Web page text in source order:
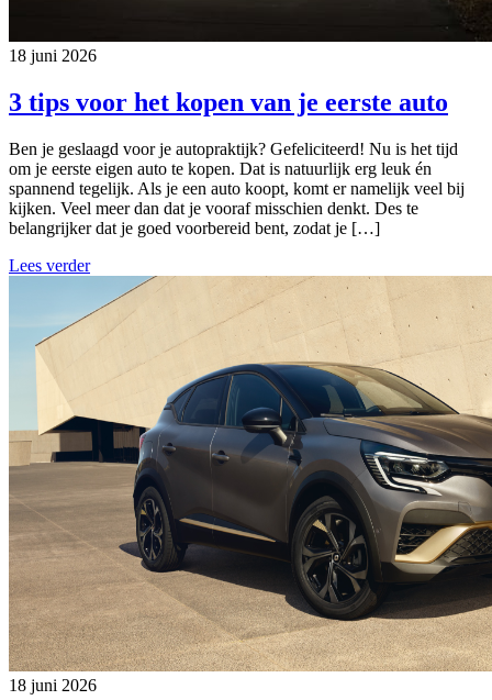
18 juni 2026
3 tips voor het kopen van je eerste auto
Ben je geslaagd voor je autopraktijk? Gefeliciteerd! Nu is het tijd
om je eerste eigen auto te kopen. Dat is natuurlijk erg leuk én
spannend tegelijk. Als je een auto koopt, komt er namelijk veel bij
kijken. Veel meer dan dat je vooraf misschien denkt. Des te
belangrijker dat je goed voorbereid bent, zodat je […]
Lees verder
18 juni 2026